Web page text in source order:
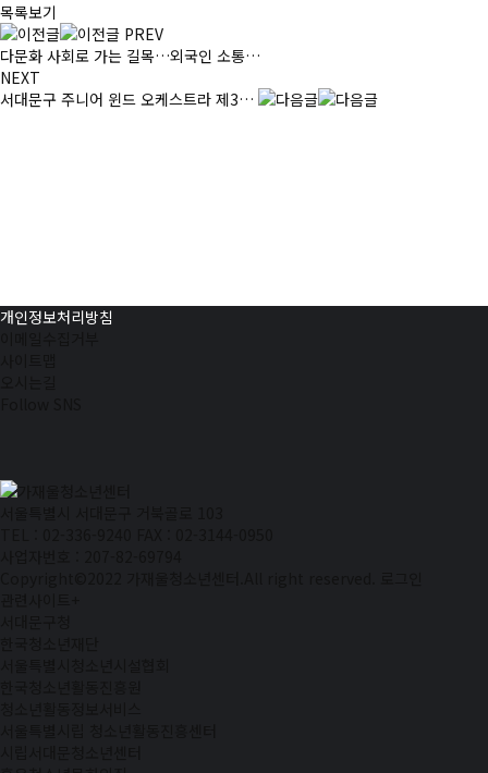
목록보기
PREV
다문화 사회로 가는 길목…외국인 소통…
NEXT
서대문구 주니어 윈드 오케스트라 제3…
개인정보처리방침